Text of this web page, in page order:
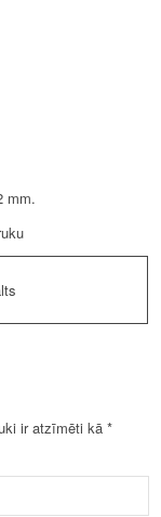
mm.
ir atzīmēti kā*